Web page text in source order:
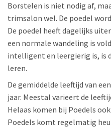
Borstelen is niet nodig af,
trimsalon wel. De poedel
De poedel heeft dagelijks
een normale wandeling is
intelligent en leergierig is, is
leren.
De gemiddelde leeftijd van
jaar. Meestal varieert de
Helaas komen bij Poedels
Poedels komt regelmatig